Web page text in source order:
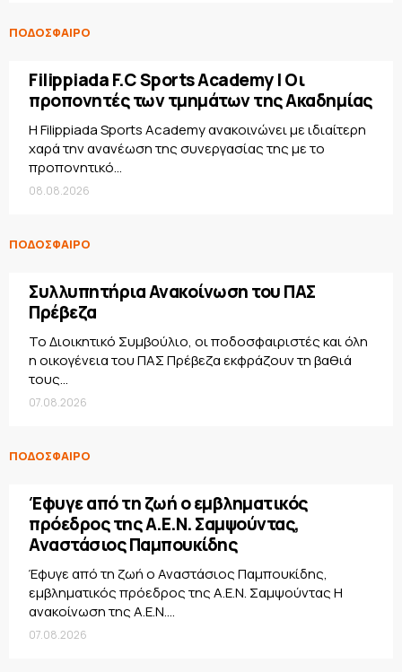
ΠΟΔΟΣΦΑΙΡΟ
Filippiada F.C Sports Academy | Οι
προπονητές των τμημάτων της Ακαδημίας
Η Filippiada Sports Academy ανακοινώνει με ιδιαίτερη
χαρά την ανανέωση της συνεργασίας της με το
προπονητικό...
08.08.2026
ΠΟΔΟΣΦΑΙΡΟ
Συλλυπητήρια Ανακοίνωση του ΠΑΣ
Πρέβεζα
Το Διοικητικό Συμβούλιο, οι ποδοσφαιριστές και όλη
η οικογένεια του ΠΑΣ Πρέβεζα εκφράζουν τη βαθιά
τους...
07.08.2026
ΠΟΔΟΣΦΑΙΡΟ
Έφυγε από τη ζωή ο εμβληματικός
πρόεδρος της Α.Ε.Ν. Σαμψούντας,
Αναστάσιος Παμπουκίδης
Έφυγε από τη ζωή ο Αναστάσιος Παμπουκίδης,
εμβληματικός πρόεδρος της Α.Ε.Ν. Σαμψούντας Η
ανακοίνωση της Α.Ε.Ν....
07.08.2026